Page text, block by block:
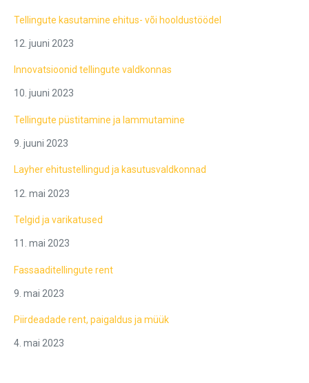
Tellingute kasutamine ehitus- või hooldustöödel
12. juuni 2023
Innovatsioonid tellingute valdkonnas
10. juuni 2023
Tellingute püstitamine ja lammutamine
9. juuni 2023
Layher ehitustellingud ja kasutusvaldkonnad
12. mai 2023
Telgid ja varikatused
11. mai 2023
Fassaaditellingute rent
9. mai 2023
Piirdeadade rent, paigaldus ja müük
4. mai 2023